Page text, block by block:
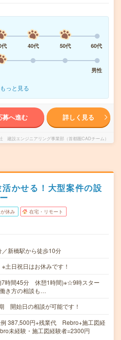
代 40代 50代
60代
男性
もっと見る
募へ進む 詳しく見る
建設エンジニアリング事業部（首都圏CADチーム）
かせる！大型案件の設
休み 在宅・リモート
新橋駅から徒歩10分
日祝日はお休みです！
7時間45分 休憩1時間)※☆9時スター
き方の相談も…
開始日の相談が可能です！
387,500円+残業代 Rebro+施工図経
未経験・施工図経験者=2300円